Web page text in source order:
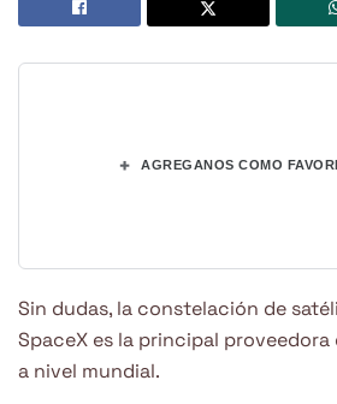
+ AGREGANOS COMO
Sin dudas, la constelación de
SpaceX es la principal
a nivel mundial.